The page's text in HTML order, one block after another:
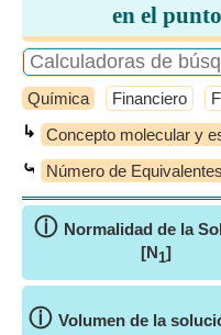
en el
Química Financiero
↳ Concepto molecular y
⤿ Número de
ⓘ Normalidad de la
[N1]
ⓘ Volumen de la